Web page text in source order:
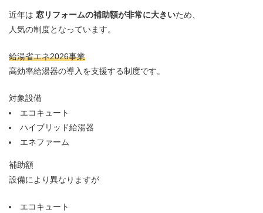
近年は 窓リフォームの補助額が非常に大きいため、
人気の制度となっています。
給湯省エネ2026事業
高効率給湯器の導入を支援する制度です。
対象設備
エコキュート
ハイブリッド給湯器
エネファーム
補助額
設備により異なりますが
エコキュート